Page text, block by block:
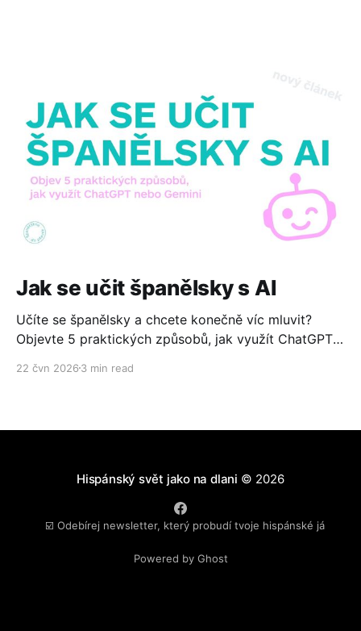
Jak se učit španělsky s AI
Učíte se španělsky a chcete konečně víc mluvit?
Objevte 5 praktických způsobů, jak využít ChatGPT
Zdarma, jednoduše a bez technických znalostí.
22 čvn 2026 3 min read
Hispánský svět jako na dlani © 2026
☑️ Odebírej newsletter, který probudí tvoje hispánské já
Powered by Ghost